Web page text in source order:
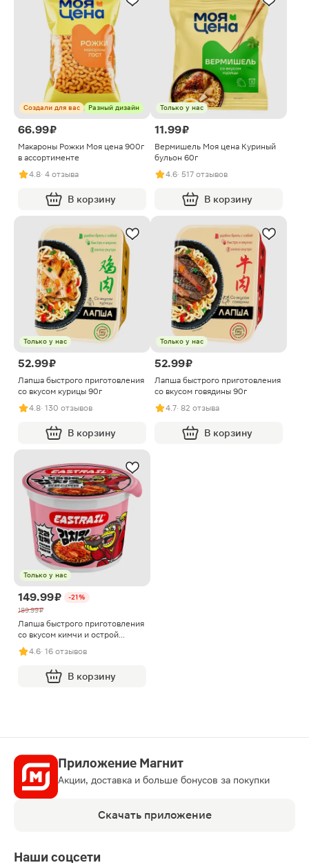
Создали для вас Разный дизайн
66.99 ₽
Макароны Рожки Моя цена 900г
в ассортименте
4.8· 4 отзыва
В корзину
Только у нас
11.99 ₽
Вермишель Моя цена Куриный
бульон 60г
4.6· 517 отзывов
В корзину
Только у нас
52.99 ₽
Лапша быстрого приготовления
со вкусом курицы 90г
4.8· 130 отзывов
В корзину
Только у нас
52.99 ₽
Лапша быстрого приготовления
со вкусом говядины 90г
4.7· 82 отзыва
В корзину
Только у нас
149.99 ₽
-21%
189.99 ₽
Лапша быстрого приготовления
со вкусом кимчи и острой
курицы Eastrail 105г
4.6· 16 отзывов
В корзину
Приложение Магнит
Акции, доставка и больше бонусов за покупки
Скачать приложение
Наши соцсети